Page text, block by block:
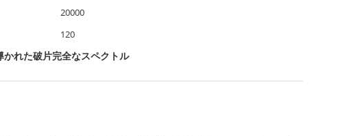
20000
120
かれた破片完全なスペクトル